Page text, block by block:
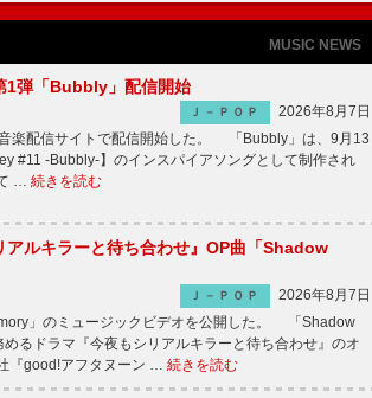
MUSIC NEWS
1弾「Bubbly」配信開始
Ｊ－ＰＯＰ
2026年8月7日
楽配信サイトで配信開始した。 「Bubbly」は、9月13
#11 -Bubbly-】のインスパイアソングとして制作され
… 続きを読む
ルキラーと待ち合わせ』OP曲「Shadow
Ｊ－ＰＯＰ
2026年8月7日
」のミュージックビデオを公開した。 「Shadow
るドラマ『今夜もシリアルキラーと待ち合わせ』のオ
『good!アフタヌーン … 続きを読む